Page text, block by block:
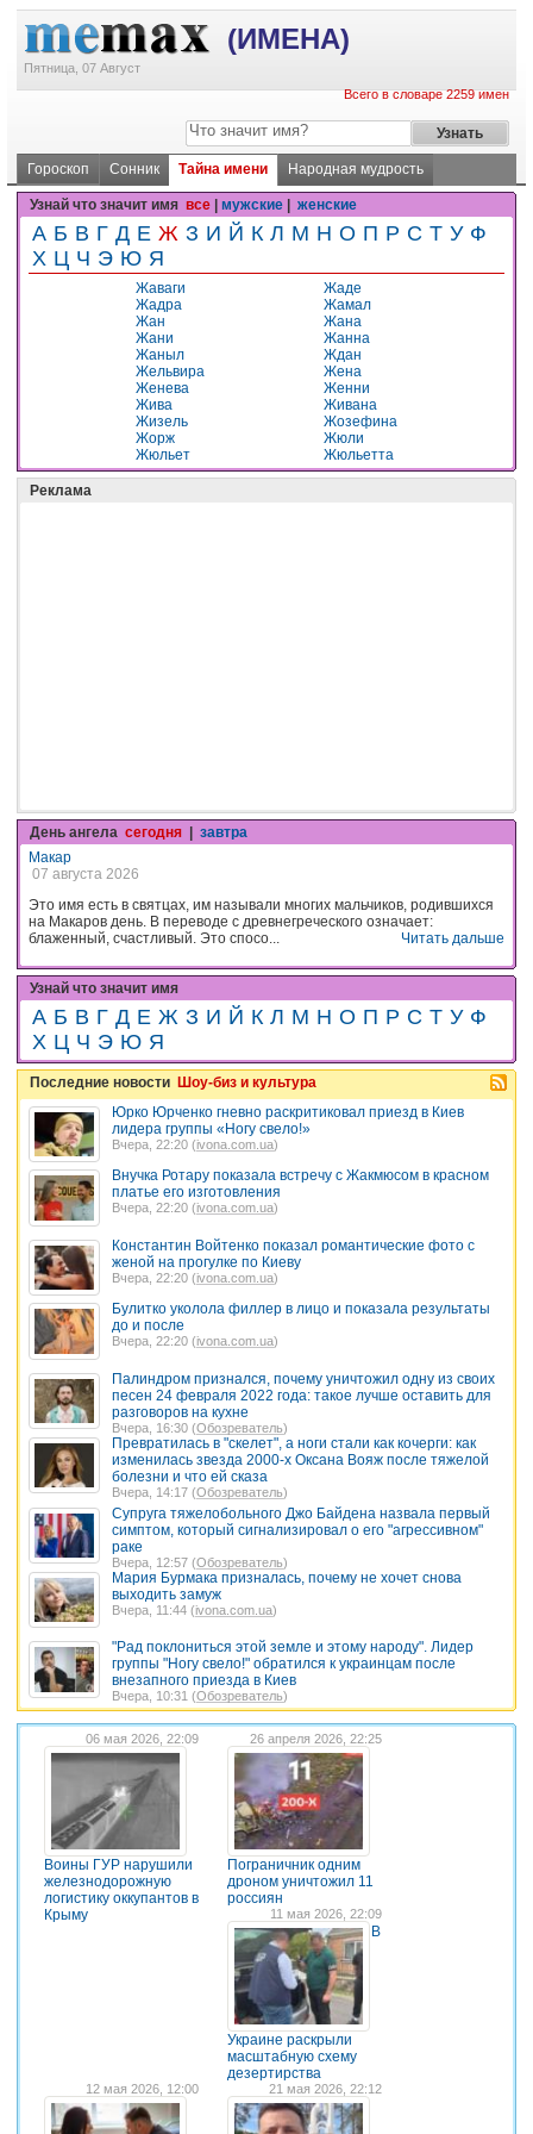
(ИМЕНА)
Пятница, 07 Август
Всего в словаре 2259 имен
Гороскоп Сонник Тайна имени Народная мудрость
Узнай что значит имя все мужские женские
А Б В Г Д Е Ж З И Й К Л М Н О П Р С Т У Ф
Х Ц Ч Э Ю Я
Жаваги
Жаде
Жадра
Жамал
Жан
Жана
Жани
Жанна
Жаныл
Ждан
Жельвира
Жена
Женева
Женни
Жива
Живана
Жизель
Жозефина
Жорж
Жюли
Жюльет
Жюльетта
Реклама
День ангела сегодня
завтра
Макар
07 августа 2026
Это имя есть в святцах, им называли многих мальчиков, родившихся
на Макаров день. В переводе с древнегреческого означает:
блаженный, счастливый. Это спосо...
Читать дальше
Узнай что значит имя
А Б В Г Д Е Ж З И Й К Л М Н О П Р С Т У Ф
Х Ц Ч Э Ю Я
Последние новости Шоу-биз и культура
Юрко Юрченко гневно раскритиковал приезд в Киев
лидера группы «Ногу свело!»
Вчера, 22:20 (ivona.com.ua)
Внучка Ротару показала встречу с Жакмюсом в красном
платье его изготовления
Вчера, 22:20 (ivona.com.ua)
Константин Войтенко показал романтические фото с
женой на прогулке по Киеву
Вчера, 22:20 (ivona.com.ua)
Булитко уколола филлер в лицо и показала результаты
до и после
Вчера, 22:20 (ivona.com.ua)
Палиндром признался, почему уничтожил одну из своих
песен 24 февраля 2022 года: такое лучше оставить для
разговоров на кухне
Вчера, 16:30 (Обозреватель)
Превратилась в "скелет", а ноги стали как кочерги: как
изменилась звезда 2000-х Оксана Вояж после тяжелой
болезни и что ей сказа
Вчера, 14:17 (Обозреватель)
Супруга тяжелобольного Джо Байдена назвала первый
симптом, который сигнализировал о его "агрессивном"
раке
Вчера, 12:57 (Обозреватель)
Мария Бурмака призналась, почему не хочет снова
выходить замуж
Вчера, 11:44 (ivona.com.ua)
"Рад поклониться этой земле и этому народу". Лидер
группы "Ногу свело!" обратился к украинцам после
внезапного приезда в Киев
Вчера, 10:31 (Обозреватель)
06 мая 2026, 22:09
Воины ГУР нарушили
железнодорожную
логистику оккупантов в
Крыму
26 апреля 2026, 22:25
Пограничник одним
дроном уничтожил 11
россиян
11 мая 2026, 22:09
В
Украине раскрыли
масштабную схему
дезертирства
12 мая 2026, 12:00 21 мая 2026, 22:12